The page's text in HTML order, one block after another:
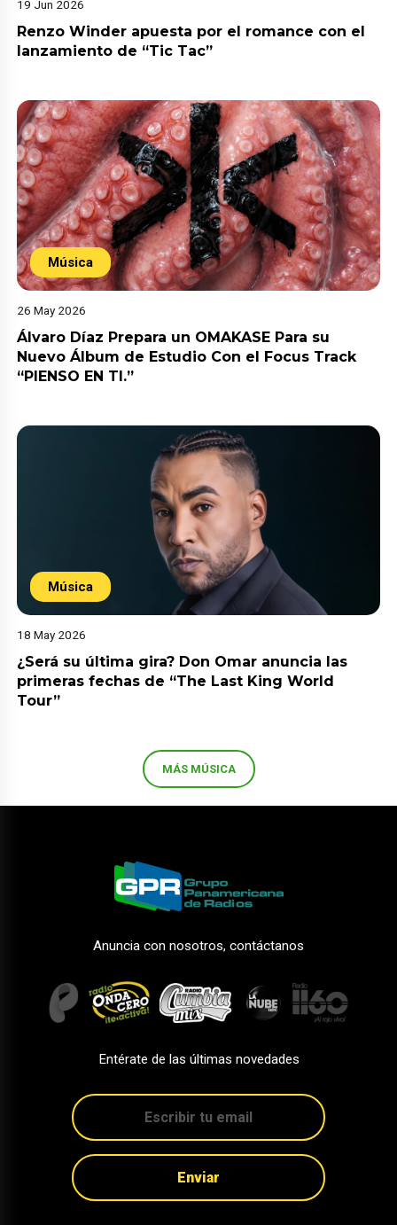
19 Jun 2026
Renzo Winder apuesta por el romance con el
lanzamiento de “Tic Tac”
Música
26 May 2026
Álvaro Díaz Prepara un OMAKASE Para su
Nuevo Álbum de Estudio Con el Focus Track
“PIENSO EN TI.”
Música
18 May 2026
¿Será su última gira? Don Omar anuncia las
primeras fechas de “The Last King World
Tour”
MÁS MÚSICA
Anuncia con nosotros, contáctanos
Entérate de las últimas novedades
Enviar